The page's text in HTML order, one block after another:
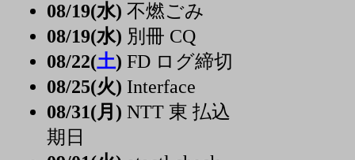
08/19(水) 不燃ごみ
08/19(水) 別冊 CQ
08/22(土) FD ログ締切
08/25(火) Interface
08/31(月) NTT 東 払込
期日